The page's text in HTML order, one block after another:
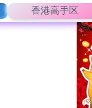
香港高手区